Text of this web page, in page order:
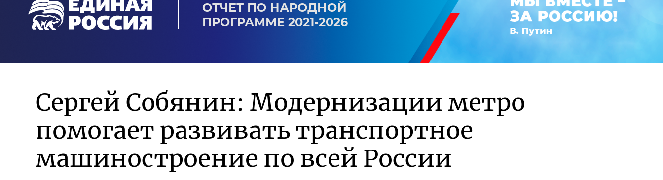
ОТЧЕТ ПО НАРОДНОЙ
ПРОГРАММЕ 2021-2026
Сергей Собянин: Модернизации метро
помогает развивать транспортное
машиностроение по всей России